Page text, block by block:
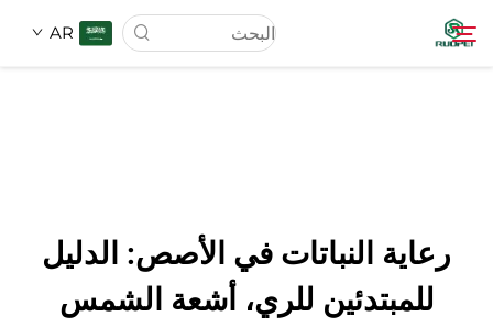
AR
عنّا
رعاية النباتات في الأصص: الدليل
للمبتدئين للري، أشعة الشمس